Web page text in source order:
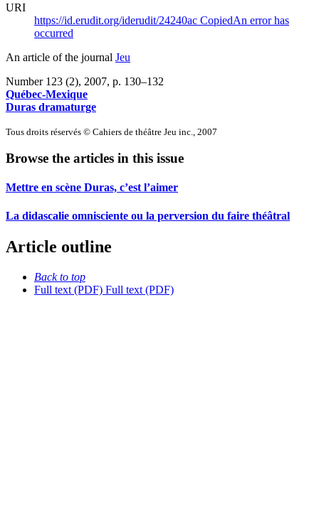
URI
https://id.erudit.org/iderudit/24240ac CopiedAn error has
occurred
An article of the journal Jeu
Number 123 (2), 2007, p. 130–132
Québec-Mexique
Duras dramaturge
Tous droits réservés © Cahiers de théâtre Jeu inc., 2007
Browse the articles in this issue
Mettre en scène Duras, c’est l’aimer
La didascalie omnisciente ou la perversion du faire théâtral
Article outline
Back to top
Full text (PDF) Full text (PDF)